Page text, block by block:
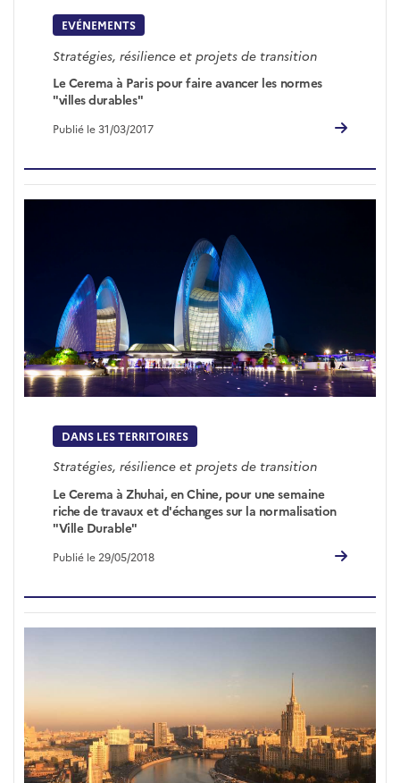
EVÉNEMENTS
Stratégies, résilience et projets de transition
Le Cerema à Paris pour faire avancer les normes
"villes durables"
Publié le 31/03/2017
DANS LES TERRITOIRES
Stratégies, résilience et projets de transition
Le Cerema à Zhuhai, en Chine, pour une semaine
riche de travaux et d'échanges sur la normalisation
"Ville Durable"
Publié le 29/05/2018